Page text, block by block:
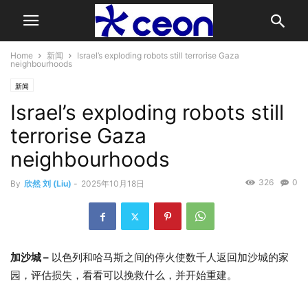
Home 新闻
Israel’s exploding robots still terrorise Gaza
neighbourhoods
新闻
Israel’s exploding robots still
terrorise Gaza
neighbourhoods
By 欣然 刘 (Liu) - 2025年10月18日 0
326
加沙城 – 以色列和哈马斯之间的停火使数千人返回加沙城的家
园，评估损失，看看可以挽救什么，并开始重建。